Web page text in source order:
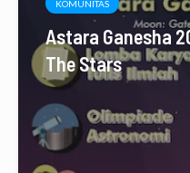
KOMUNITAS
Astara Ganesha
The Stars